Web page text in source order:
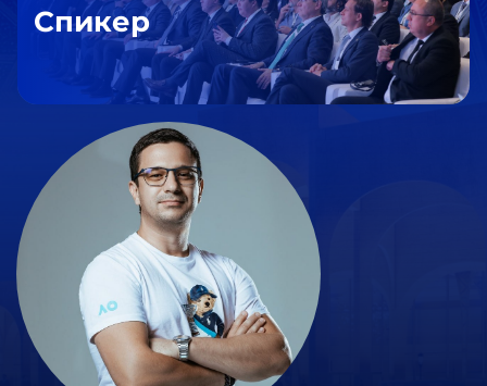
Спикер